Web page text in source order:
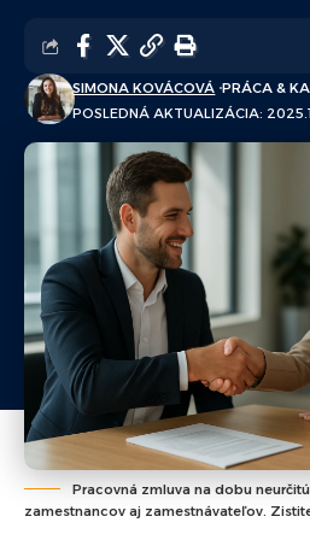
POSLEDNÁ AKTUALIZÁCIA:
SIMONA KOVÁCOVÁ PRÁCA &
Pracovná zmluva na dobu
zamestnancov aj zamestnávateľov.